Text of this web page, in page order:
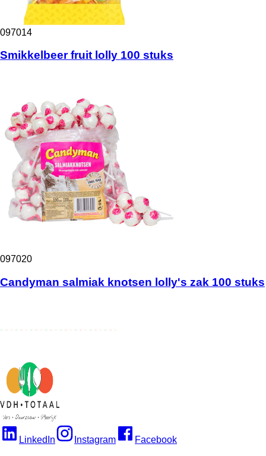
097014
Smikkelbeer fruit lolly 100 stuks
097020
Candyman salmiak knotsen lolly's zak 100 stuks
LinkedIn Instagram Facebook